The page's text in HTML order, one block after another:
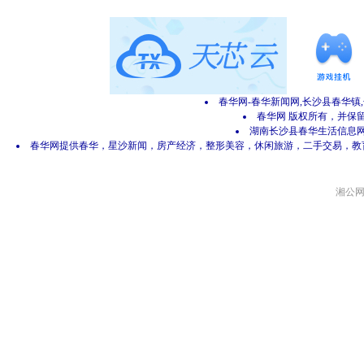
春华网-春华新闻网,长沙县春华
春华网 版权所有，并保
湖南长沙县春华生活信息
春华网提供春华，星沙新闻，房产经济，整形美容，休闲旅游，二手交易，
湘公